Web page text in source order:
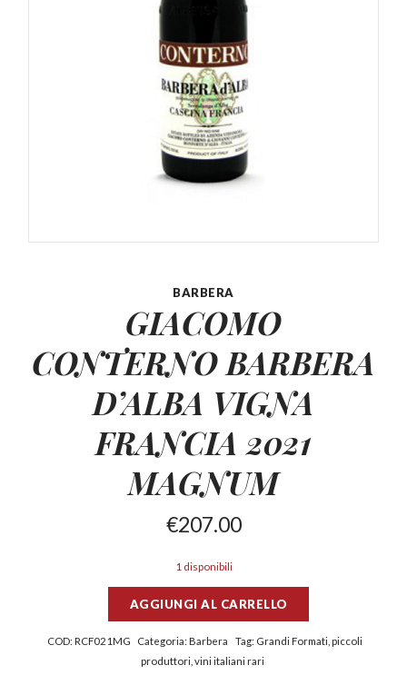
BARBERA
GIACOMO
CONTERNO BARBERA
D’ALBA VIGNA
FRANCIA 2021
MAGNUM
€207.00
1 disponibili
AGGIUNGI AL CARRELLO
COD: RCF021MG Categoria:Barbera Tag: Grandi Formati, piccoli
produttori, vini italiani rari